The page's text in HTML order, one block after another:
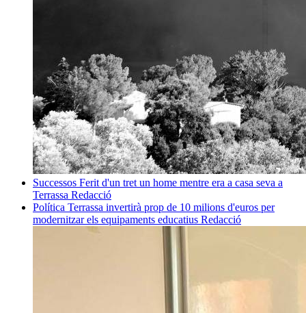
Successos Ferit d'un tret un home mentre era a casa seva a
Terrassa Redacció
Política Terrassa invertirà prop de 10 milions d'euros per
modernitzar els equipaments educatius Redacció